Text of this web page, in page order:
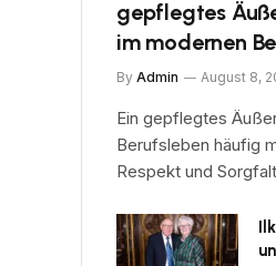
gepflegtes
im modernen
By Admin August 8,
Ein gepflegtes
Berufsleben häufig
Respekt und